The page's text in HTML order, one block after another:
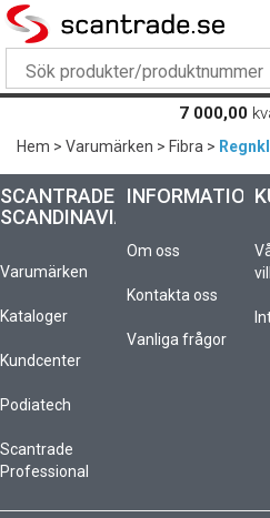
7 000,00
Hem>Varumärken>Fibra>
SCANTRADE
SCANDINAVIA
Varumärken
Kataloger
Kundcenter
Podiatech
Scantrade
Professional
INFORMATION
Om oss
Kontakta oss
Vanliga frågor